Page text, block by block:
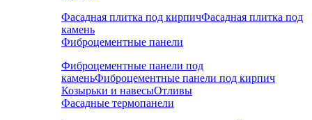
Фасадная плитка под кирпичФасадная плитка под
камень
Фиброцементные панели
Фиброцементные панели под
каменьФиброцементные панели под кирпич
Козырьки и навесыОтливы
Фасадные термопанели